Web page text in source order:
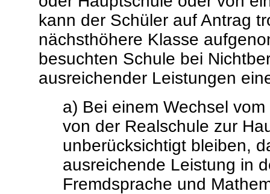
kann der Schüler auf Antrag
nächsthöhere Klasse
besuchten Schule bei
ausreichender Leistungen
a) Bei einem Wechsel
von der Realschule zur
unberücksichtigt bleiben,
ausreichende Leistung in
Fremdsprache und